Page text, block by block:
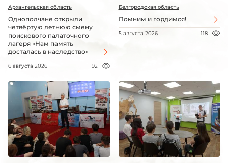
Архангельская область
Однополчане открыли
четвёртую летнюю смену
поискового палаточного
лагеря «Нам память
досталась в наследство»
6 августа 2026 92
Белгородская область
Помним и гордимся!
5 августа 2026 118